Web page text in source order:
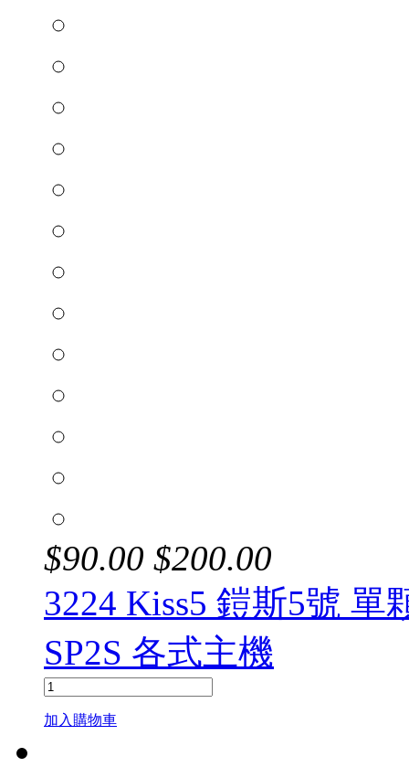
$90.00 $200.00
3224 Kiss5 鎧斯5號
SP2S 各式主機
加入購物車